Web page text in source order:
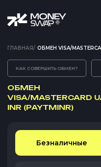
ГЛАВНАЯ/ ОБМЕН VISA/
КАК СОВЕРШИТЬ ОБМЕН?
ОБМЕН
VISA/MASTERCARD
INR (PAYTMINR)
Безналичные